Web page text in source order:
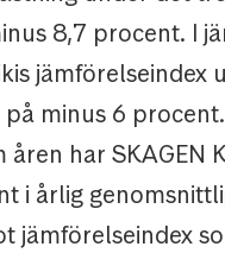
8,7 procent. I
jämförelseindex
minus 6
åren har SKAGEN
i årlig
jämförelseindex